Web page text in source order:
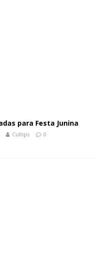
para Festa Junina
Cultips 0